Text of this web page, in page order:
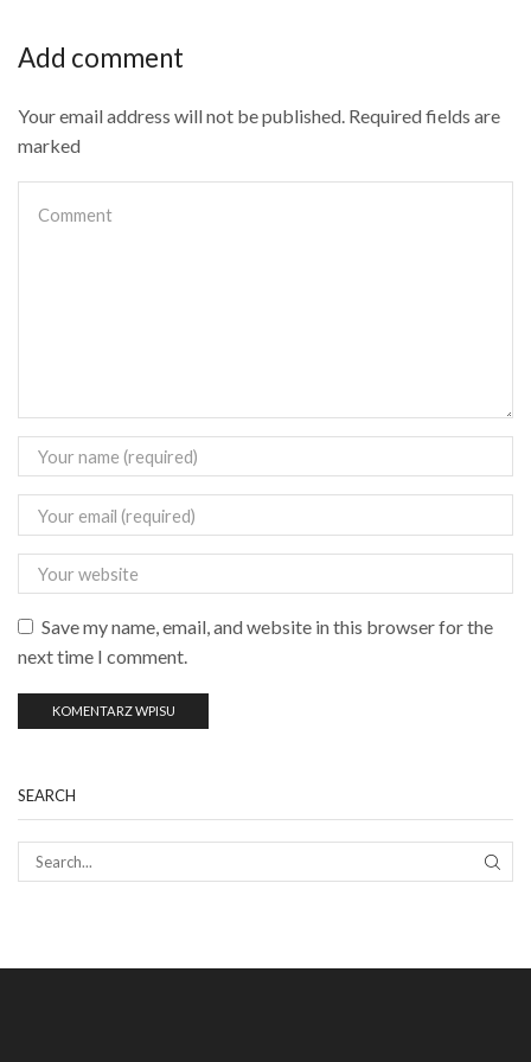
Add comment
Your email address will not be published. Required fields are
marked
Save my name, email, and website in this browser for the
next time I comment.
SEARCH